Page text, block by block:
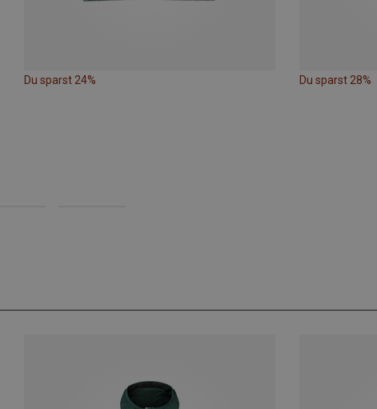
Du sparst 24% Du sparst 28%